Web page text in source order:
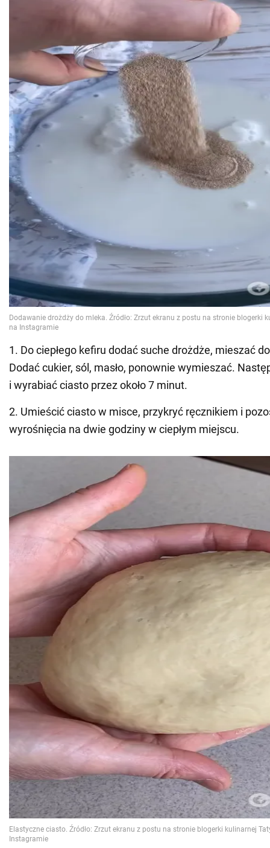
1. Do ciepłego kefiru dodać suche drożdże, mieszać
Dodać cukier, sól, masło, ponownie wymieszać.
i wyrabiać ciasto przez około 7 minut.
2. Umieścić ciasto w misce, przykryć ręcznikiem i
wyrośnięcia na dwie godziny w ciepłym miejscu.